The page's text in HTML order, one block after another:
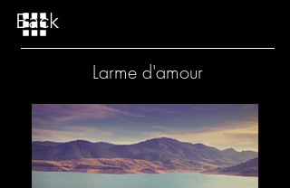
Back
Larme d'amour